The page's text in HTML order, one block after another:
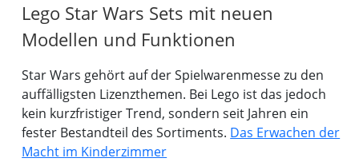
Lego Star Wars Sets mit neuen
Modellen und Funktionen
Star Wars gehört auf der Spielwarenmesse zu den
auffälligsten Lizenzthemen. Bei Lego ist das jedoch
kein kurzfristiger Trend, sondern seit Jahren ein
fester Bestandteil des Sortiments. Das Erwachen der
Macht im Kinderzimmer